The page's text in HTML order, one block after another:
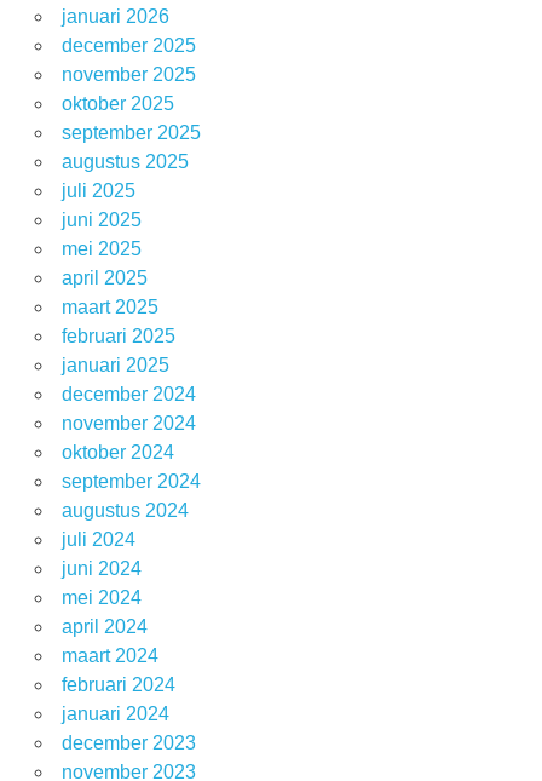
januari 2026
december 2025
november 2025
oktober 2025
september 2025
augustus 2025
juli 2025
juni 2025
mei 2025
april 2025
maart 2025
februari 2025
januari 2025
december 2024
november 2024
oktober 2024
september 2024
augustus 2024
juli 2024
juni 2024
mei 2024
april 2024
maart 2024
februari 2024
januari 2024
december 2023
november 2023